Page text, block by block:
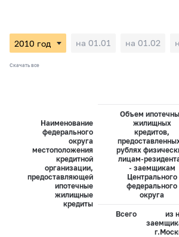
на 01.01 на 01.02
Скачать все
Наименование
федерального
округа
местоположения
кредитной
организации,
предоставляющей
ипотечные
жилищные
кредиты
Объем
жилищных
кредитов,
рублях
лицам-
- заемщикам
Центрального
федерального
округа
Всего
из